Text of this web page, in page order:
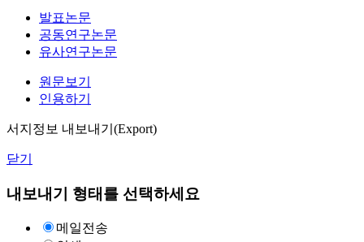
발표논문
공동연구논문
유사연구논문
원문보기
인용하기
서지정보 내보내기(Export)
닫기
내보내기 형태를 선택하세요
메일전송